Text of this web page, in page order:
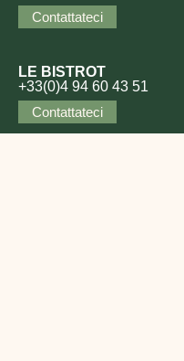
Contattateci
LE BISTROT
+33(0)4 94 60 43 51
Contattateci